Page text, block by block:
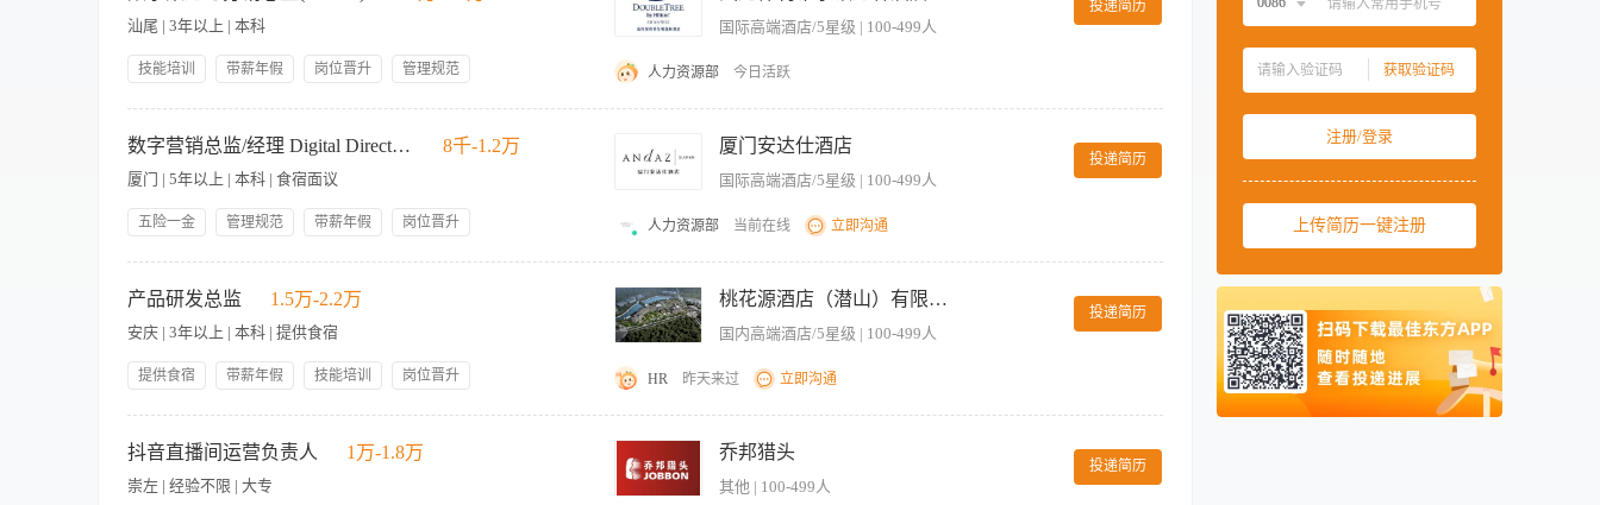
大专
本科
博士
近两周
近一月
汕尾 | 3年以上 | 本科
技能培训 带薪年假 岗位晋升
管理规范
国际高端酒店/5星级 | 100-499人
投递简历
人力资源部 今日活跃
历，涵盖重点节点（如618、双11、春节等）。 • 与集团保持战略协同，确保活动规划一致性。 活动与产品管理 • 执行集团及酒店层面的休闲散客促销活动（如618、
双11、线上直播等）。 • 设计符合酒店休闲战略的电商产品，明确目标客群、渠道定位及活动目标。 • 管理产品全生命周期：申请、内容制作、上线发布、库存控
制。 渠道与内容优化管理 • 定期检查价格合规性，及时上报异常，优化渠道分销结构。 • 审核酒店地理位置与POI信息准确性，协调相关团队解决内容问题。 • 管理付
费广告投放及效果（如集团PMP项目、携程金字塔、Hilton Elevate等），遵循内容审核与 SEO 优化建议，提升酒店曝光与转化。 • 跟踪踪并持续优化运营指标 （如飞
猪HID%、抖音POI评分等）。 • 负责抖音店铺运营，包括KOL/KOC合作、内容创作、点评管理及直播投放。 • 确保酒店内容在中英文之间准确翻译与本地化，吸引多
元休闲客源市场。 • 优化内容评分，确保各渠道房型与价格展示准确。 绩效管理与数据分析 • 定期进行渠道绩效回顾（周/月），分析流量、转化率、ROI、客群反馈
等数据。 • 提供基于数据的优化建议，支持战略决策。 • 与集团协作，挖掘增长机会。 • 联动RMCC收益管理中心团队优化电商产品库存投放，结合需求趋势与活动目
标，确保与整体定价策略一致。 • 与OTA市场经理保持沟通，获取最新策略与促销资源。 任职资格： • 本科及以上学历。 • 热爱酒店行业，具备以客户为中心的思
维。 • 至少3年OTA、电商、市场营销或分销相关经验。 • 具备良好的沟通技巧和跨部门协作能力 。 • 展现出敏锐的数字化潜力和扎实的市场洞察力，并积极探索新兴
数字营销总监/经理 Digital Director/Manager 8千-1.2万
厦门 | 5年以上 | 本科 | 食宿面议
五险一金 管理规范 带薪年假
岗位晋升
厦门安达仕酒店
国际高端酒店/5星级 | 100-499人
投递简历
人力资源部 当前在线 立即沟通
有销售活动，并与房务部、餐饮部及其它创收部门密切合作，通过销售部及其他员工的努力完成销售任务。 You will be responsible for the efficient running of the
department in line with Hyatt Hotels Corporation's Strategic Priorities, whilst meeting employee, guest and owner expectations You will be required to assist in providing leadership in
all selling activities within the hotel, working closely with the Rooms, Food and Beverage and other revenue-generating departments to maximise sales through the activities of the Sales
Department and other employees. 拥有战略营销或酒店/旅游管理的本科学历；两年以上酒店的市场推广经理、市场分析师或其它主管/经理级别工作经验；必须具有战略
眼光及良好的解决问题、行政管理和人际交往能力。 Ideally with a university degree in Stretegic Marketing or Hospitality/Tourism management. Minimum 2 years work
experience as Marketing Manager, Marketing Analyst or other supervisory/managerial work in a hotel. Strategic orientation, as well as good problem solving, administrative and
产品研发总监 1.5万-2.2万
安庆 | 3年以上 | 本科 | 提供食宿
提供食宿 带薪年假 技能培训 岗位晋升
桃花源酒店（潜山）有限公司
国内高端酒店/5星级 | 100-499人
投递简历
HR 昨天来过 立即沟通
饮产品、康养疗愈产品、主题套餐、旅居体验产品、会务团建产品等全品类产品。 2、深度调研酒店目标客群消费需求、消费习惯及痛点，分析行业竞品产品优势与
不足，结合酒店场地、资源、定位，策划差异化、特色化、高附加值的酒店新产品，打造酒店核心产品竞争力与品牌特色。 3、主导产品从创意策划、方案设计、落
地打磨、测试优化到正式上线的全流程工作，统筹协调营销、运营、餐饮、房务、自媒体等多部门，推进新产品落地执行，把控产品体验、品质及性价比。 4、负责
抖音直播间运营负责人 1万-1.8万
崇左 | 经验不限 | 大专
乔邦猎头
其他 | 100-499人
投递简历
获取验证码
注册/登录
上传简历一键注册
中国大陆 0086
中国澳门 00853
西班牙
泰国 0066
柬埔寨 00855
00971